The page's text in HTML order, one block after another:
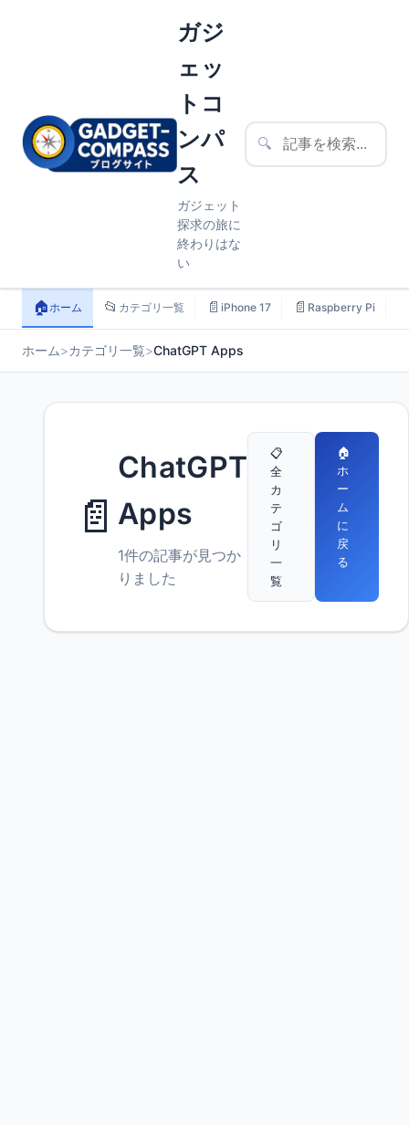
ガジ
ェッ
トコ
ンパ
ス
ガジェット
探求の旅に
終わりはな
い
🔍
🏠ホーム 📂 カテゴリ一覧 📄 iPhone 17 📄 Raspberry Pi
ホーム>カテゴリ一覧>ChatGPT Apps
📄
ChatGPT
Apps
1件の記事が見つか
りました
📋
全
カ
テ
ゴ
リ
一
覧
🏠
ホ
ー
ム
に
戻
る